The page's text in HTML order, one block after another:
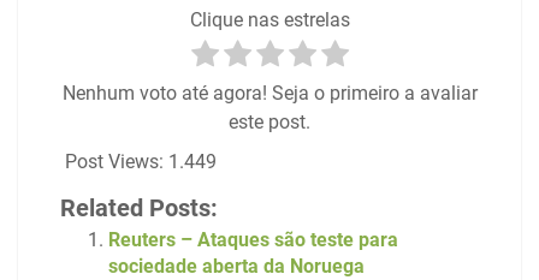
Clique nas estrelas
Nenhum voto até agora! Seja o primeiro a avaliar
este post.
Post Views: 1.449
Related Posts:
Reuters – Ataques são teste para
sociedade aberta da Noruega